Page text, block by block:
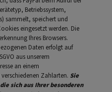
Betriebssystem,
sammelt, speichert und
eingesetzt werden. Die
Ihres Browsers.
Daten erfolgt auf
aus unserem
an einem
Zahlarten. Sie
sich aus Ihrer besonderen